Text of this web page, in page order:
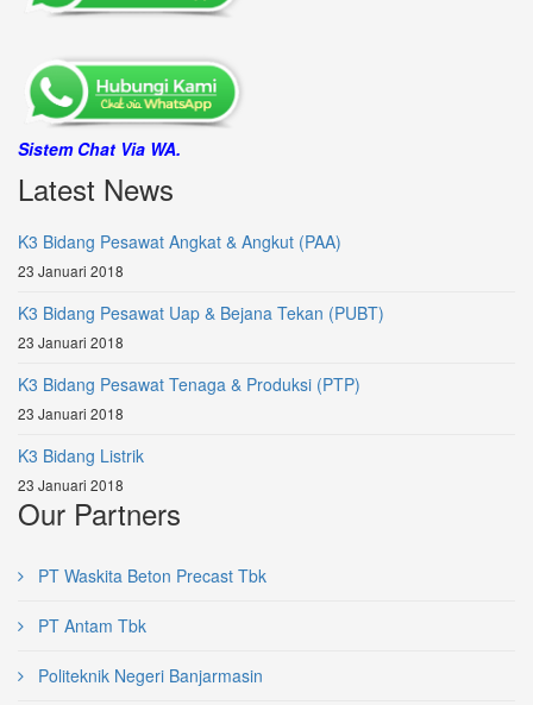
Sistem Chat Via WA.
Latest News
K3 Bidang Pesawat Angkat & Angkut (PAA)
23 Januari 2018
K3 Bidang Pesawat Uap & Bejana Tekan (PUBT)
23 Januari 2018
K3 Bidang Pesawat Tenaga & Produksi (PTP)
23 Januari 2018
K3 Bidang Listrik
23 Januari 2018
Our Partners
PT Waskita Beton Precast Tbk
PT Antam Tbk
Politeknik Negeri Banjarmasin